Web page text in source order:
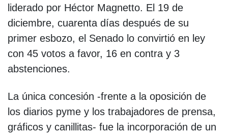
liderado por Héctor Magnetto. El 19 de
diciembre, cuarenta días después de su
primer esbozo, el Senado lo convirtió en ley
con 45 votos a favor, 16 en contra y 3
abstenciones.
La única concesión -frente a la oposición de
los diarios pyme y los trabajadores de prensa,
gráficos y canillitas- fue la incorporación de un